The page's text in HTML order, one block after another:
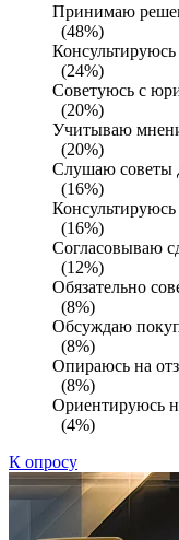
Принимаю
(48%)
(24%)
Советуюсь с
(20%)
Учитываю
(20%)
Слушаю советы
(16%)
Консультируюсь
(16%)
Согласовываю
(12%)
Обязательно
(8%)
Обсуждаю
(8%)
Опираюсь на
(8%)
Ориентируюсь
(4%)
К опросу